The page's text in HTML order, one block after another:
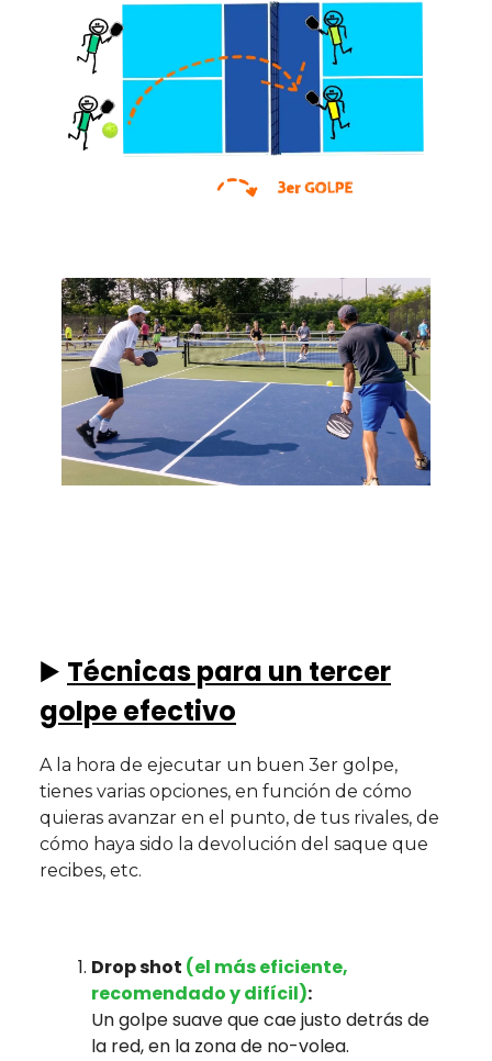
▶️ Técnicas para un tercer
golpe efectivo
A la hora de ejecutar un buen 3er golpe,
tienes varias opciones, en función de cómo
quieras avanzar en el punto, de tus rivales, de
cómo haya sido la devolución del saque que
recibes, etc.
Drop shot (el más eficiente,
recomendado y difícil):
Un golpe suave que cae justo detrás de
la red, en la zona de no-volea.